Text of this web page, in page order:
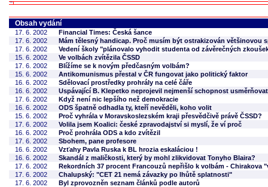
Obsah vydání
17. 6. 2002
Financial Times: Česká šance
17. 6. 2002
Mám tělesný handicap. Proč musím být ostrakizován většinovou
17. 6. 2002
Vedení školy "plánovalo vyhodit studenta od závěrečných
15. 6. 2002
Ve volbách zvítězila ČSSD
17. 6. 2002
Blížíme se k novým předčasným volbám?
15. 6. 2002
Antikomunismus přestal v ČR fungovat jako politický faktor
16. 6. 2002
Sdělovací prostředky prohrály na celé čáře
16. 6. 2002
Uspávající B. Klepetko neprojevil nejmenší schopnost
17. 6. 2002
Když není nic lepšího než demokracie
16. 6. 2002
ODS špatně odhadla ty, kteří nevěděli, koho volit
15. 6. 2002
Proč vyhrála v Moravskoslezském kraji přesvědčivě právě ČSSD?
17. 6. 2002
Volila jsem Koalici: české zpravodajství si myslí, že ví proč
16. 6. 2002
Proč prohrála ODS a kdo zvítězil
17. 6. 2002
Sbohem, pane profesore
16. 6. 2002
Vzťahy Pavla Ruska k BL hrozia eskaláciou !
16. 6. 2002
Skandál z maličkosti, který by mohl zlikvidovat Tonyho Blaira?
17. 6. 2002
Rekordních 37 procent Francouzů nepřišlo k volbám - Chirakova
17. 6. 2002
Chalupský: "CET 21 nemá závazky po lhůtě splatnosti"
17. 6. 2002
Byl zprovozněn seznam článků podle autorů